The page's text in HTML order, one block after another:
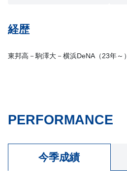
経歴
東邦高－駒澤大－横浜DeNA（23年～）
PERFORMANCE
今季成績